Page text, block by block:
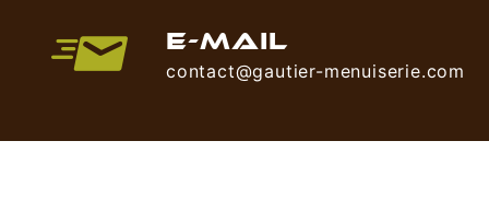
E-MAIL
contact@gautier-menuiserie.com